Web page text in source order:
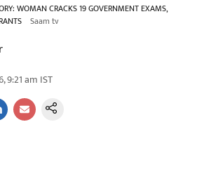
WOMAN CRACKS 19 GOVERNMENT EXAMS,
Saam tv
9:21 am IST